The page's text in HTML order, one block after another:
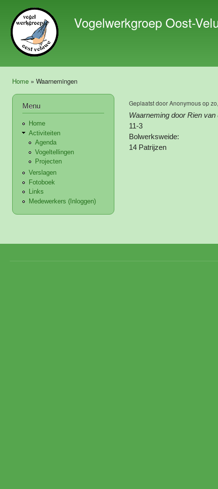
en
de
Vogelwerkgroep Oost-
Home » Waarnemingen
Menu
Home
Activiteiten
Agenda
Vogeltellingen
Projecten
Verslagen
Fotoboek
Links
Medewerkers (Inloggen)
Geplaatst doorAnonymousop
Waarneming door Rien
11-3
Bolwerksweide:
14 Patrijzen